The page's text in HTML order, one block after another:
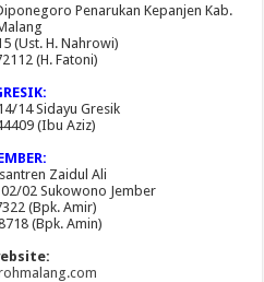
Penarukan Kepanjen Kab.
(Ust. H. Nahrowi)
(H. Fatoni)
14 Sidayu Gresik
(Ibu Aziz)
Zaidul Ali
02/02 Sukowono Jember
(Bpk. Amir)
(Bpk. Amin)